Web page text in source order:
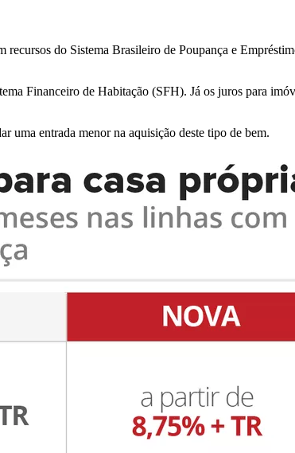
do Sistema Brasileiro de Poupança e
Financeiro de Habitação (SFH). Já os juros para
uma entrada menor na aquisição deste tipo de bem.